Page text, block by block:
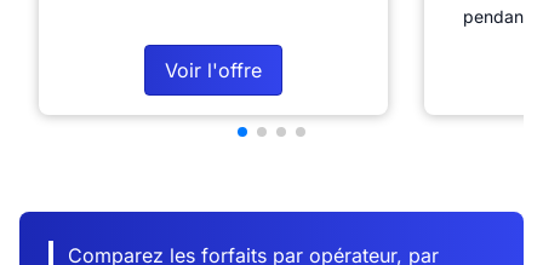
Voir l'offre
pendant
Comparez les forfaits par opérateur, par